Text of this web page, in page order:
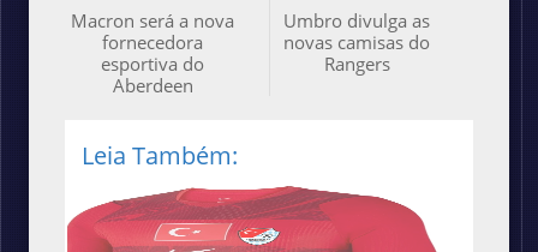
Umbro divulga as
novas camisas do
Rangers
Macron será a nova
fornecedora
esportiva do
Aberdeen
Leia Também: